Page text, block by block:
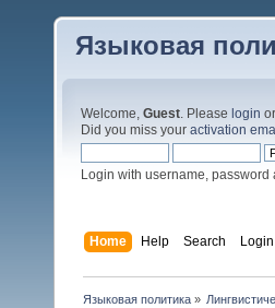
Языковая
Welcome, Guest. Please login or
Did you miss your activation
Login with username, password
Home Help Search Login
Языковая политика»